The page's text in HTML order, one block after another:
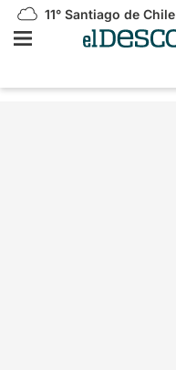
11° Santiago de Chile